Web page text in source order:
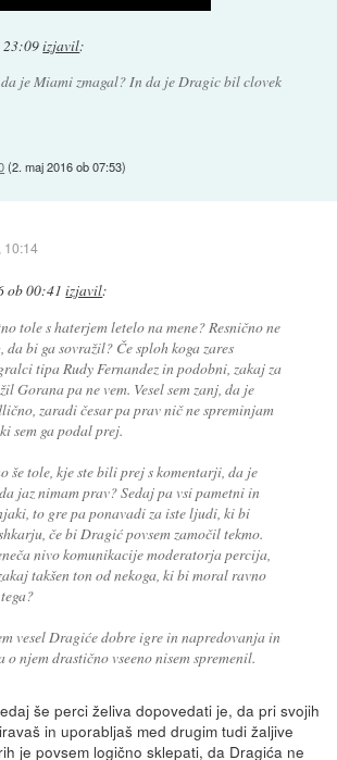
23:09izjavil:
je Miami zmagal? In da je Dragic bil clovek
(2. maj 2016 ob 07:53)
10:14
ob 00:41 izjavil:
tole s haterjem letelo na mene? Resnično ne
da bi ga sovražil? Če sploh koga zares
tipa Rudy Fernandez in podobni, zakaj za
Gorana pa ne vem. Vesel sem zanj, da je
zaradi česar pa prav nič ne spreminjam
sem ga podal prej.
še tole, kje ste bili prej s komentarji, da je
jaz nimam prav? Sedaj pa vsi pametni in
to gre pa ponavadi za iste ljudi, ki bi
če bi Dragić povsem zamočil tekmo.
nivo komunikacije moderatorja percija,
takšen ton od nekoga, ki bi moral ravno
vesel Dragiće dobre igre in napredovanja in
o njem drastično vseeno nisem spremenil.
še perci želiva dopovedati je, da pri svojih
in uporabljaš med drugim tudi žaljive
je povsem logično sklepati, da Dragića ne